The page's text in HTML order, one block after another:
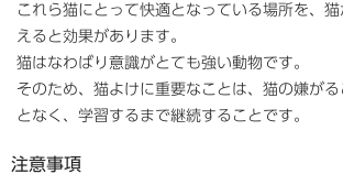
これら猫にとって快適となっている場所を、
えると効果があります。
猫はなわばり意識がとても強い動物です。
そのため、猫よけに重要なことは、猫の嫌が
となく、学習するまで継続することです。
注意事項